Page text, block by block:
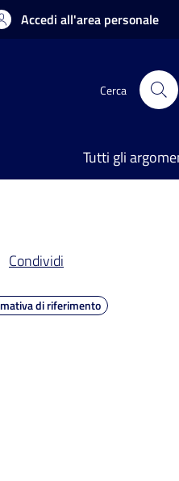
Accedi all'area personale
Cerca
Tutti gli
Condividi
di riferimento